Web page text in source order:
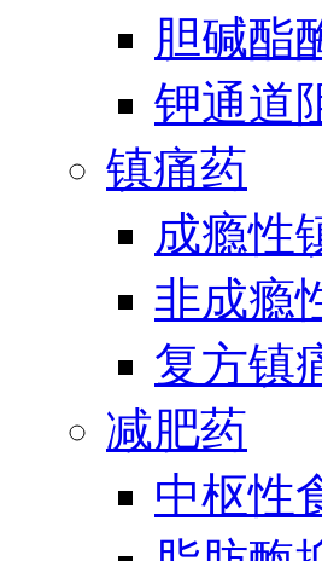
胆碱酯
钾通道
镇痛药
成瘾性
非成瘾
复方镇
减肥药
中枢性